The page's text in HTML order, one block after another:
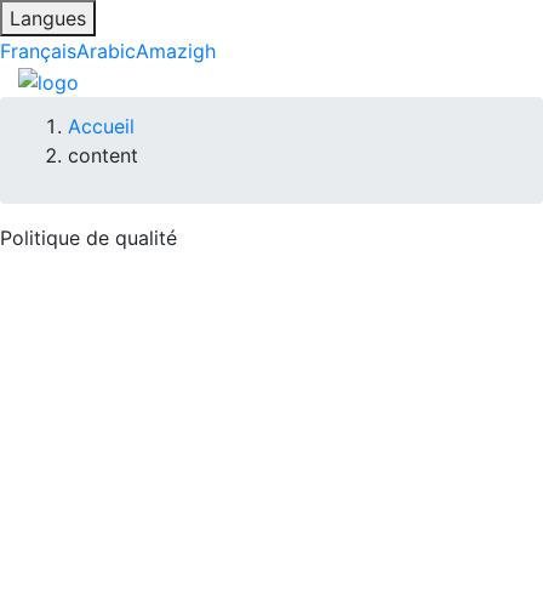
Langues
FrançaisArabicAmazigh
Fil
d'Ariane
Accueil
content
Politique de qualité